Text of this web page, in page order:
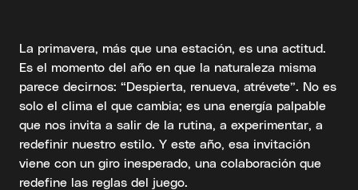
La primavera, más que una estación, es una actitud.
Es el momento del año en que la naturaleza misma
parece decirnos: “Despierta, renueva, atrévete”. No es
solo el clima el que cambia; es una energía palpable
que nos invita a salir de la rutina, a experimentar, a
redefinir nuestro estilo. Y este año, esa invitación
viene con un giro inesperado, una colaboración que
redefine las reglas del juego.